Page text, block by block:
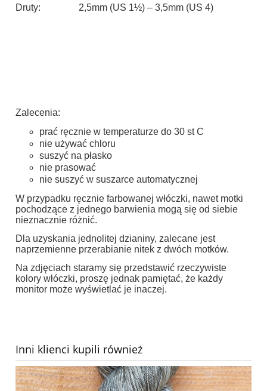
Druty:
2,5mm (US 1½) – 3,5mm (US 4)
Zalecenia:
prać ręcznie w temperaturze do 30 st C
nie używać chloru
suszyć na płasko
nie prasować
nie suszyć w suszarce automatycznej
W przypadku ręcznie farbowanej włóczki, nawet motki
pochodzące z jednego barwienia mogą się od siebie
nieznacznie różnić.
Dla uzyskania jednolitej dzianiny, zalecane jest
naprzemienne przerabianie nitek z dwóch motków.
Na zdjęciach staramy się przedstawić rzeczywiste
kolory włóczki, proszę jednak pamiętać, że każdy
monitor może wyświetlać je inaczej.
Inni klienci kupili również